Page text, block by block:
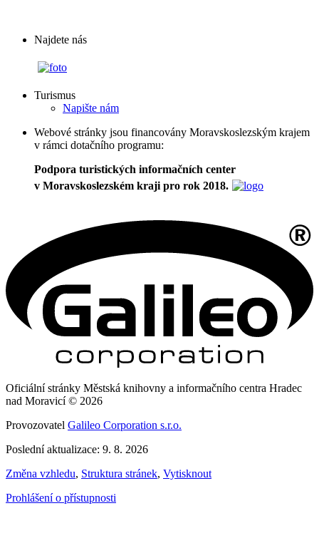
Najdete nás
Turismus
Napište nám
Webové stránky jsou financovány Moravskoslezským krajem
v rámci dotačního programu:
Podpora turistických informačních center
v Moravskoslezském kraji pro rok 2018.
Oficiální stránky Městská knihovny a informačního centra Hradec
nad Moravicí © 2026
Provozovatel Galileo Corporation s.r.o.
Poslední aktualizace: 9. 8. 2026
Změna vzhledu, Struktura stránek, Vytisknout
Prohlášení o přístupnosti